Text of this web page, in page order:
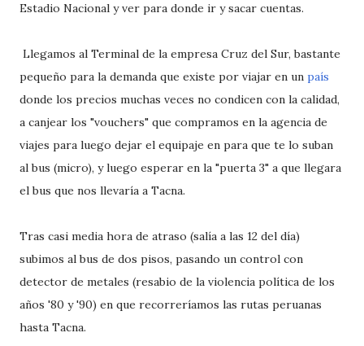
Estadio Nacional y ver para donde ir y sacar cuentas.
Llegamos al Terminal de la empresa Cruz del Sur, bastante
pequeño para la demanda que existe por viajar en un país
donde los precios muchas veces no condicen con la calidad,
a canjear los "vouchers" que compramos en la agencia de
viajes para luego dejar el equipaje en para que te lo suban
al bus (micro), y luego esperar en la "puerta 3" a que llegara
el bus que nos llevaría a Tacna.
Tras casi media hora de atraso (salía a las 12 del día)
subimos al bus de dos pisos, pasando un control con
detector de metales (resabio de la violencia política de los
años '80 y '90) en que recorreríamos las rutas peruanas
hasta Tacna.